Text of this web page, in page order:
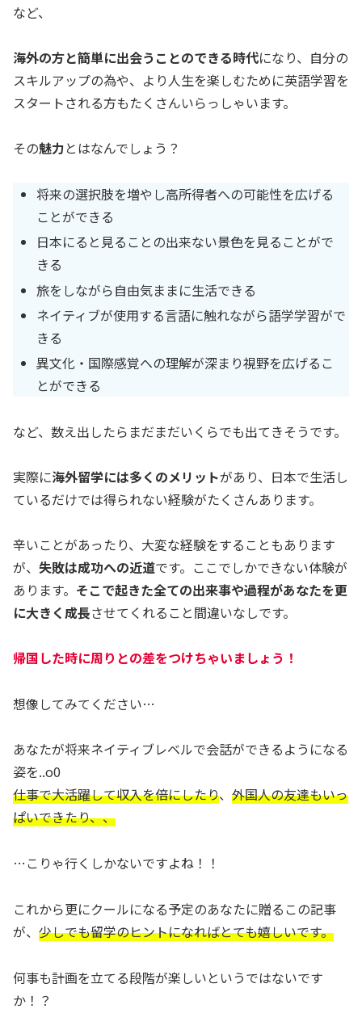
など、
海外の方と簡単に出会うことのできる時代になり、自分の
スキルアップの為や、より人生を楽しむために英語学習を
スタートされる方もたくさんいらっしゃいます。
その魅力とはなんでしょう？
将来の選択肢を増やし高所得者への可能性を広げる
ことができる
日本にると見ることの出来ない景色を見ることがで
きる
旅をしながら自由気ままに生活できる
ネイティブが使用する言語に触れながら語学学習がで
きる
異文化・国際感覚への理解が深まり視野を広げるこ
とができる
など、数え出したらまだまだいくらでも出てきそうです。
実際に海外留学には多くのメリットがあり、日本で生活し
ているだけでは得られない経験がたくさんあります。
辛いことがあったり、大変な経験をすることもあります
が、 失敗は成功への近道です。ここでしかできない体験が
あります。 そこで起きた全ての出来事や過程があなたを更
に大きく成長させてくれること間違いなしです。
帰国した時に周りとの差をつけちゃいましょう！
想像してみてください…
あなたが将来ネイティブレベルで会話ができるようになる
姿を..o0
仕事で大活躍して収入を倍にしたり、 外国人の友達もいっ
ぱいできたり、、
…こりゃ行くしかないですよね！！
これから更にクールになる予定のあなたに贈るこの記事
が、 少しでも留学のヒントになればとても嬉しいです。
何事も計画を立てる段階が楽しいというではないです
か！？